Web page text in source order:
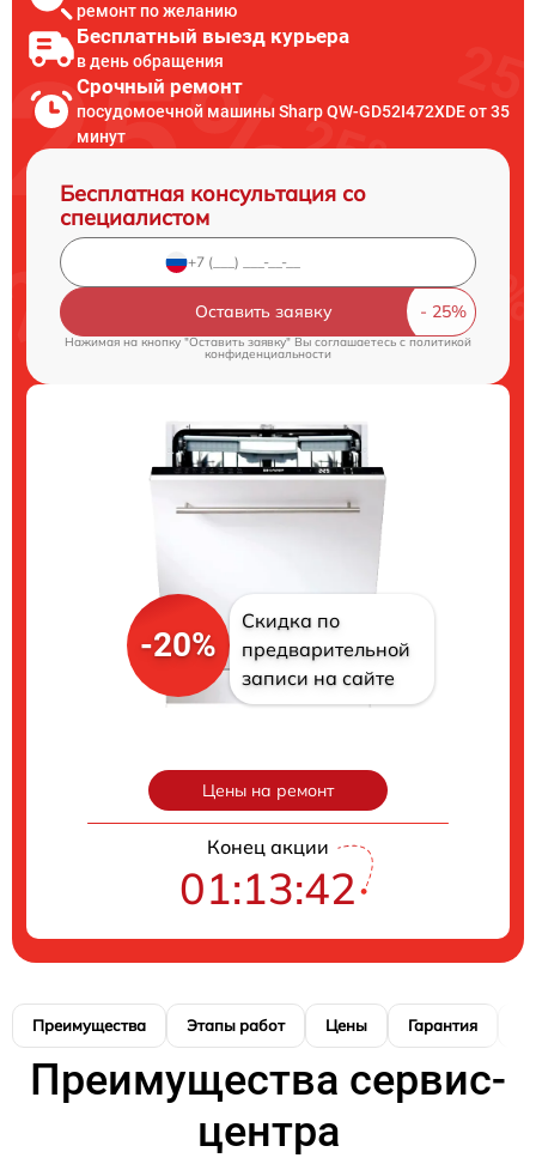
ремонт по желанию
Бесплатный выезд курьера
в день обращения
Срочный ремонт
посудомоечной машины Sharp QW-GD52I472XDE от 35
минут
Бесплатная консультация со
специалистом
Оставить заявку
Нажимая на кнопку "Оставить заявку" Вы соглашаетесь cполитикой
конфиденциальности
-20%
Скидка по
предварительной
записи на сайте
Цены на ремонт
Конец акции
01:13:41
Преимущества Этапы работ Цены Гарантия
Преимущества сервис-
центра